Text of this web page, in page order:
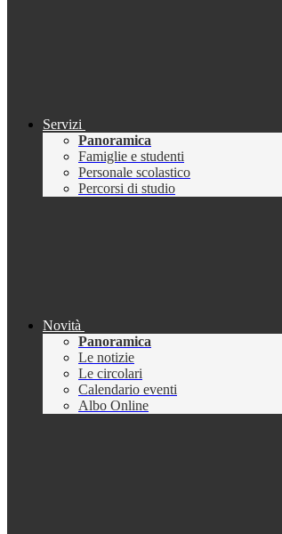
Servizi
Panoramica
Famiglie e studenti
Personale scolastico
Percorsi di studio
Novità
Panoramica
Le notizie
Le circolari
Calendario eventi
Albo Online